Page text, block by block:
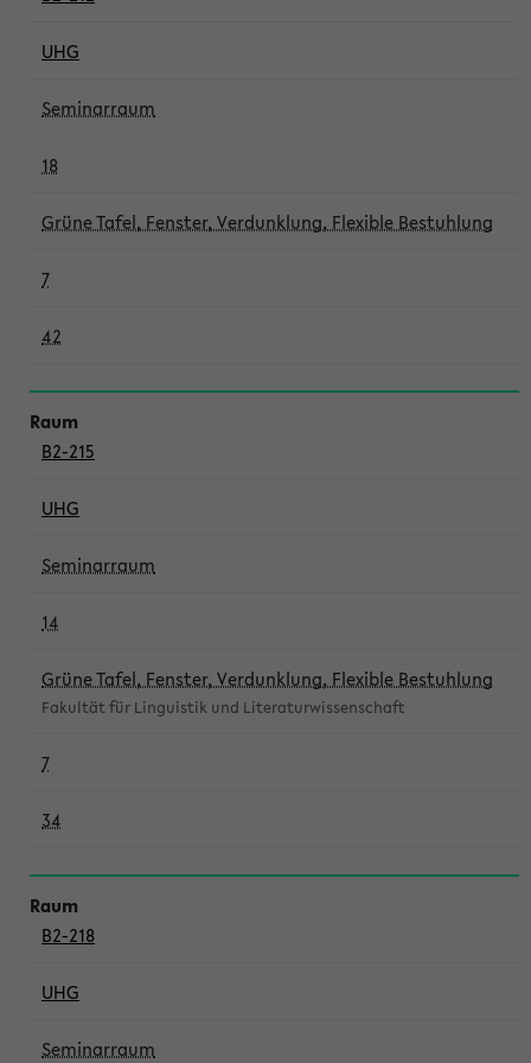
UHG
Seminarraum
18
Grüne Tafel, Fenster, Verdunklung, Flexible Bestuhlung
7
42
B2-215
UHG
Seminarraum
14
Grüne Tafel, Fenster, Verdunklung, Flexible Bestuhlung
Fakultät für Linguistik und Literaturwissenschaft
7
34
B2-218
UHG
Seminarraum